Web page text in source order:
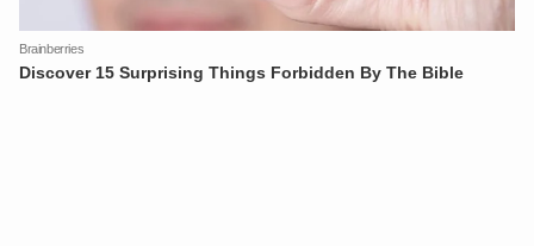
XIN CHÀO,
TÔI LÀ CHATBOT CỦA